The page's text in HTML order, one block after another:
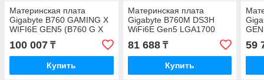
Материнская плата
Gigabyte B760 GAMING X
WIFI6E GEN5 (B760 G X
WF6E GEN5)
100 007 ₸
Купить
Материнская плата
Gigabyte B760M DS3H
WiFi6E Gen5 LGA1700
mATX (B760M DS3H WF6E
GEN5)
81 688₸
Купить
59